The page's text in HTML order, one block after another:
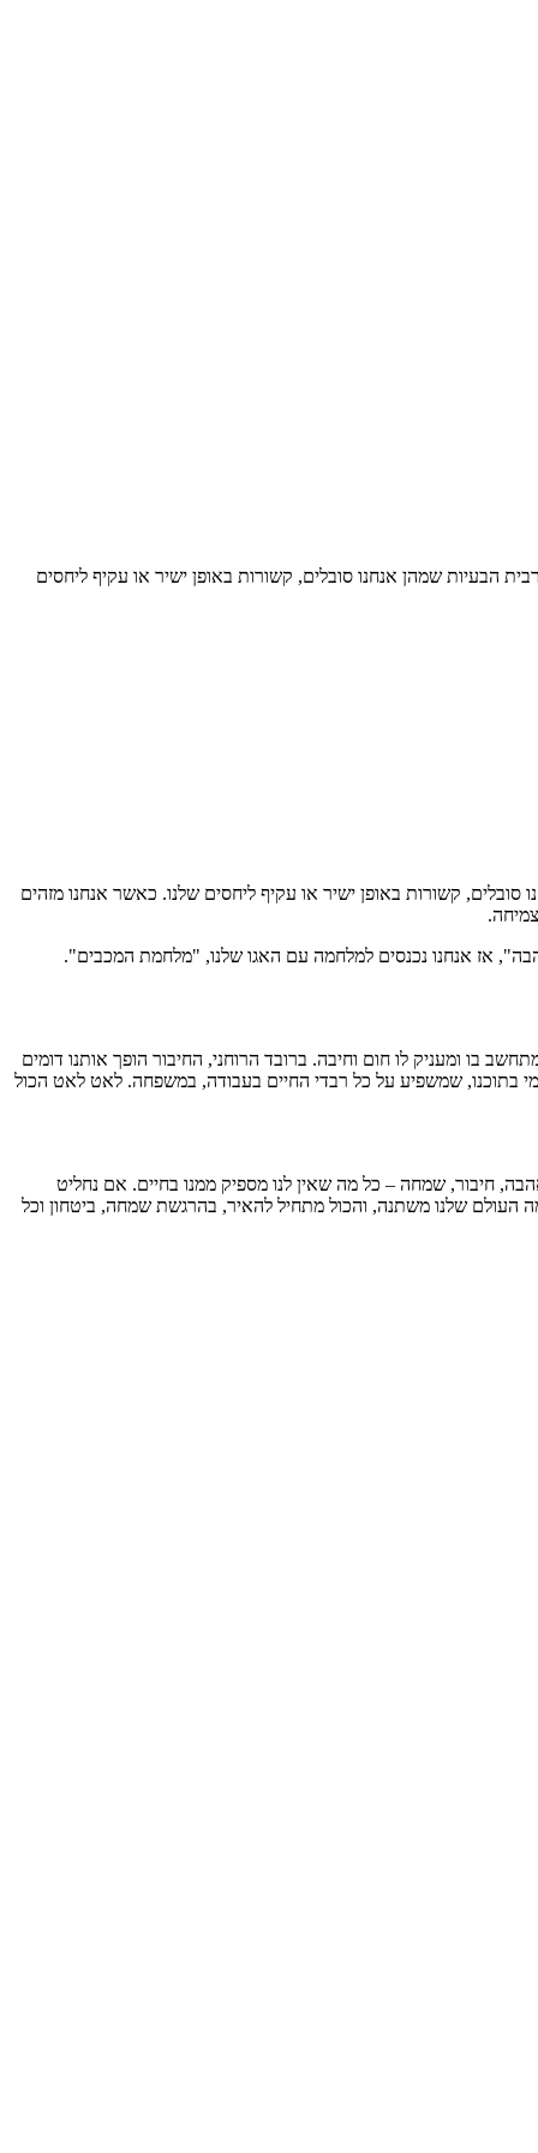
הבעיות שמהן אנחנו סובלים, קשורות באופן ישיר או עקיף ליחסים
קשורות באופן ישיר או עקיף ליחסים שלנו. כאשר אנחנו מזהים
אז אנחנו נכנסים למלחמה עם האגו שלנו, "מלחמת המכבים".
בו ומעניק לו חום וחיבה. ברובד הרוחני, החיבור הופך אותנו דומים
בתוכנו, שמשפיע על כל רבדי החיים בעבודה, במשפחה. לאט לאט הכול
חיבור, שמחה – כל מה שאין לנו מספיק ממנו בחיים. אם נחליט
העולם שלנו משתנה, והכול מתחיל להאיר, בהרגשת שמחה, ביטחון וכל